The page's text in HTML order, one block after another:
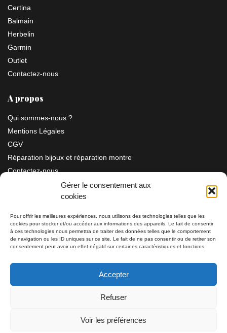
Gérer le consentement aux
cookies
Pour offrir les meilleures expériences, nous utilisons des technologies telles que les
cookies pour stocker et/ou accéder aux informations des appareils. Le fait de consentir
à ces technologies nous permettra de traiter des données telles que le comportement
de navigation ou les ID uniques sur ce site. Le fait de ne pas consentir ou de retirer son
consentement peut avoir un effet négatif sur certaines caractéristiques et fonctions.
Accepter
Refuser
Voir les préférences
Certina
Balmain
Herbelin
Garmin
Outlet
Contactez-nous
A propos
Qui sommes-nous ?
Mentions Légales
CGV
Réparation bijoux et réparation montre
Contactez-nous
Information
Bijouterie SIAUD11 rue Masséna 06000 NICE
Tél: 04 93 82 29 34 / 09 78 81 68 81